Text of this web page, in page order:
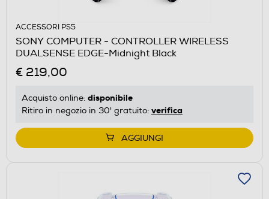
ACCESSORI PS5
SONY COMPUTER - CONTROLLER WIRELESS
DUALSENSE EDGE-Midnight Black
€ 219,00
Acquisto online: disponibile
Ritiro in negozio in 30' gratuito: verifica
AGGIUNGI